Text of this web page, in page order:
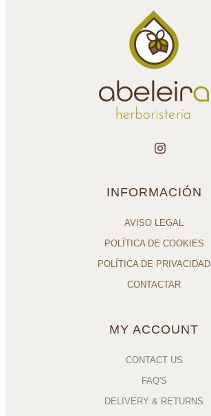
INFORMACIÓN
AVISO LEGAL
POLÍTICA DE COOKIES
POLÍTICA DE PRIVACIDAD
CONTACTAR
MY ACCOUNT
CONTACT US
FAQ'S
DELIVERY & RETURNS